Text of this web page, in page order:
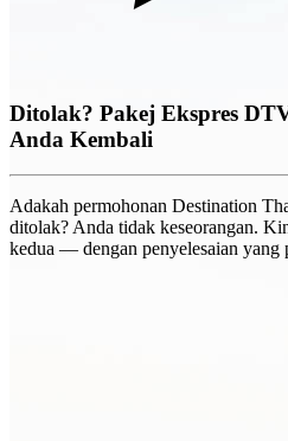
Ditolak? Pakej Ekspres
Anda Kembali
Adakah permohonan Destination
ditolak? Anda tidak keseorangan.
kedua — dengan penyelesaian yang